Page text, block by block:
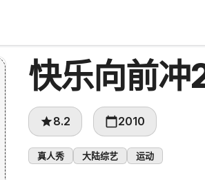
快乐向前
8.2 2010
真人秀 大陆综艺 运动